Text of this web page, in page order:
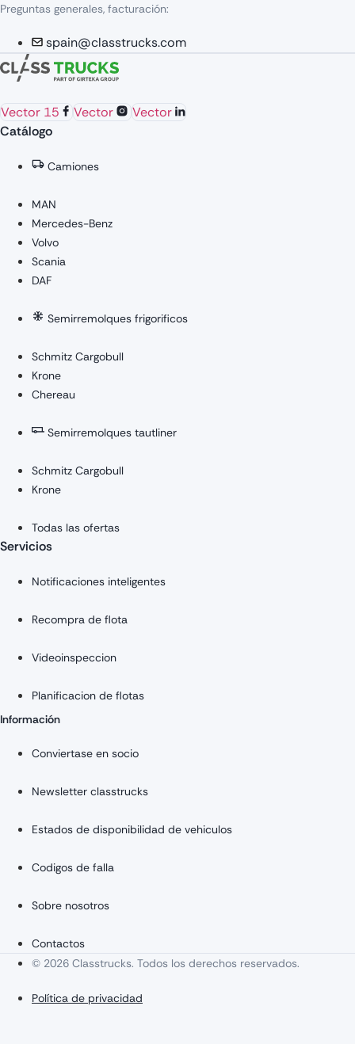
Preguntas generales, facturación:
spain@classtrucks.com
Vector 15 Vector
Vector
Catálogo
Camiones
MAN
Mercedes-Benz
Volvo
Scania
DAF
Semirremolques frigorificos
Schmitz Cargobull
Krone
Chereau
Semirremolques tautliner
Schmitz Cargobull
Krone
Todas las ofertas
Servicios
Notificaciones inteligentes
Recompra de flota
Videoinspeccion
Planificacion de flotas
Información
Conviertase en socio
Newsletter classtrucks
Estados de disponibilidad de vehiculos
Codigos de falla
Sobre nosotros
Contactos
© 2026 Classtrucks. Todos los derechos reservados.
Política de privacidad